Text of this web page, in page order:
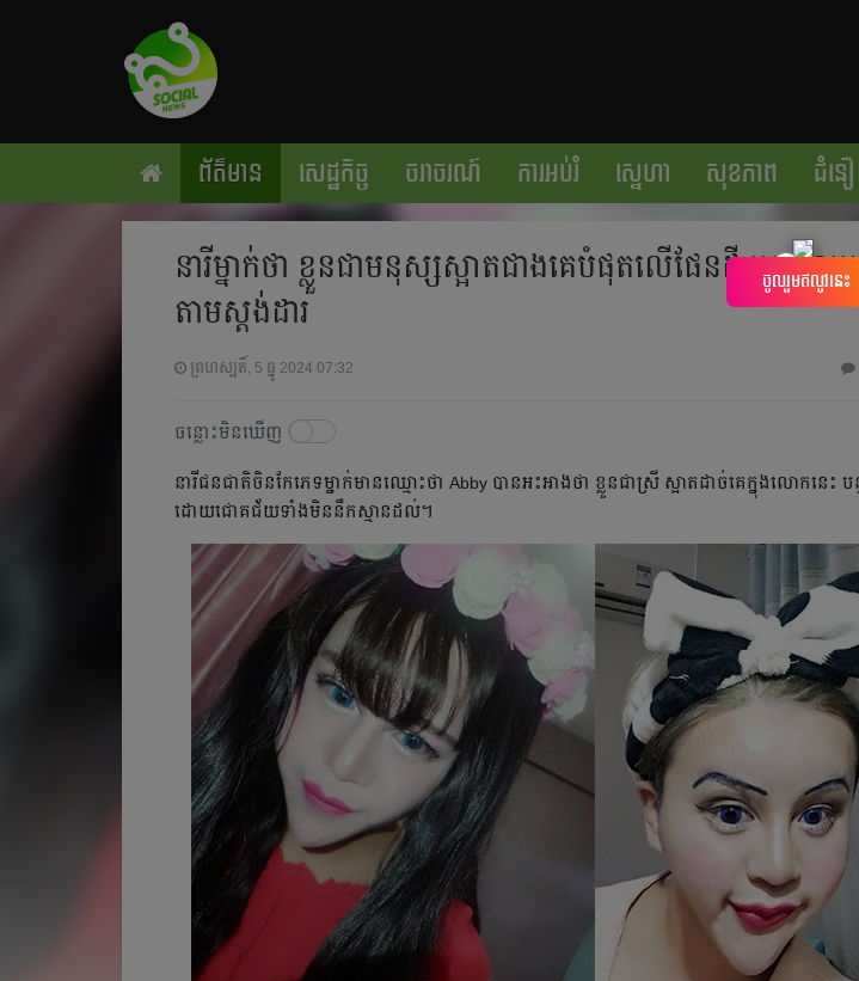
ព័ត៌មាន សេដ្ឋកិច្ច ចរាចរណ៍ ការអប់រំ ស្នេហា សុខភាព ជំនឿ
នារី​ម្នាក់ថា ខ្លួនជាមនុស្សស្អាត​ជាងគេបំផុត​លើផែនដី ព្រោះទម្
តាមស្ដង់ដារ
ព្រហស្បតិ៍, 5 ធ្នូ 2024 07:32
ចន្លោះមិនឃើញ
នារី​ជនជាតិ​ចិន​កែ​ភេទ​ម្នាក់​មាន​ឈ្មោះ​ថា Abby បាន​អះអាង​ថា ខ្លួន​ជា​​ស្រី ស្អាត​ដាច់​គេ​ក្នុង​លោក​នេះ ប
ដោយ​ជោគជ័យ​ទាំង​មិន​នឹក​ស្មាន​ដល់។
×
ចូលរួមឥលូវនេះ